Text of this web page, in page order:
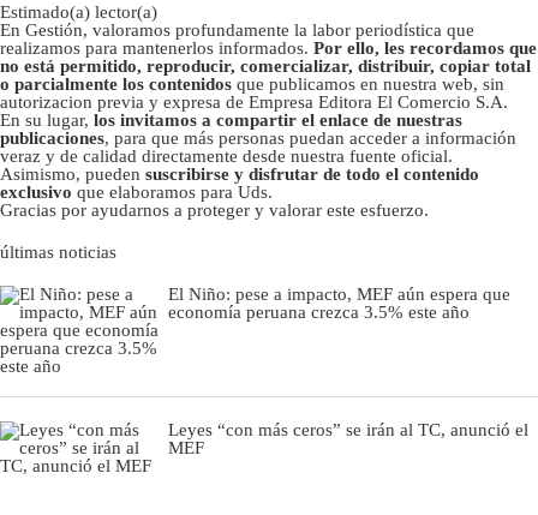
Estimado(a) lector(a)
En Gestión, valoramos profundamente la labor periodística que
realizamos para mantenerlos informados. Por ello, les recordamos que
no está permitido, reproducir, comercializar, distribuir, copiar total
o parcialmente los contenidos que publicamos en nuestra web, sin
autorizacion previa y expresa de Empresa Editora El Comercio S.A.
En su lugar, los invitamos a compartir el enlace de nuestras
publicaciones, para que más personas puedan acceder a información
veraz y de calidad directamente desde nuestra fuente oficial.
Asimismo, pueden suscribirse y disfrutar de todo el contenido
exclusivo que elaboramos para Uds.
Gracias por ayudarnos a proteger y valorar este esfuerzo.
últimas noticias
El Niño: pese a impacto, MEF aún espera que
economía peruana crezca 3.5% este año
Leyes “con más ceros” se irán al TC, anunció el
MEF